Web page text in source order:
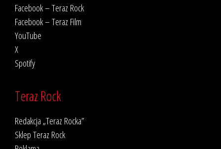
Facebook – Teraz Rock
Facebook – Teraz Film
YouTube
X
Spotify
Teraz Rock
Redakcja „Teraz Rocka”
Sklep Teraz Rock